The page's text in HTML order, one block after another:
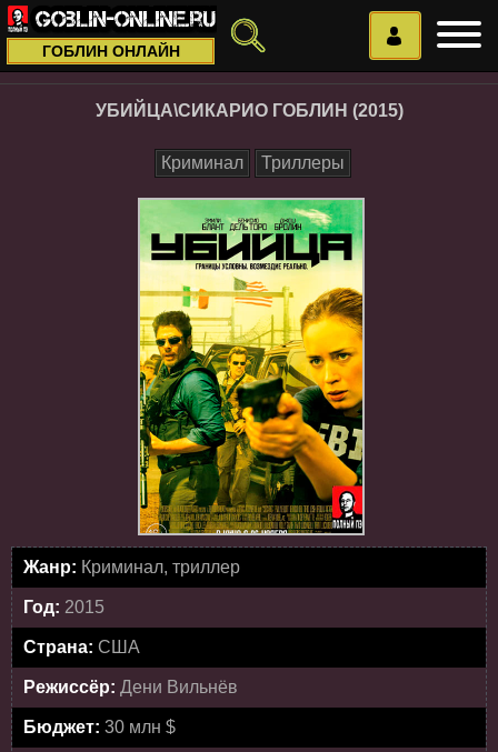
ГОБЛИН ОНЛАЙН
УБИЙЦА\СИКАРИО ГОБЛИН (2015)
Криминал Триллеры
Жанр: Криминал, триллер
Год: 2015
Страна: США
Режиссёр: Дени Вильнёв
Бюджет: 30 млн $